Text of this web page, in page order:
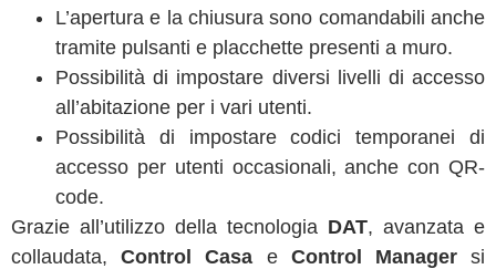
L’apertura e la chiusura sono comandabili anche
tramite pulsanti e placchette presenti a muro.
Possibilità di impostare diversi livelli di accesso
all’abitazione per i vari utenti.
Possibilità di impostare codici temporanei di
accesso per utenti occasionali, anche con QR-
code.
Grazie all’utilizzo della tecnologia DAT, avanzata e
collaudata,Control Casa e Control Managersi